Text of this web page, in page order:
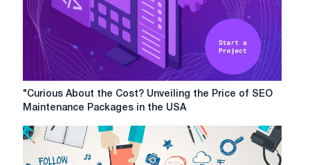
"Curious
About
Cost?
Unveiling
"Curious About the Cost? Unveiling the Price of SEO
Maintenance Packages in the USA